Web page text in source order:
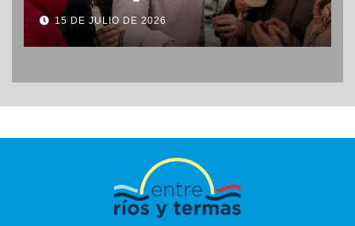
15 DE JULIO DE 2026